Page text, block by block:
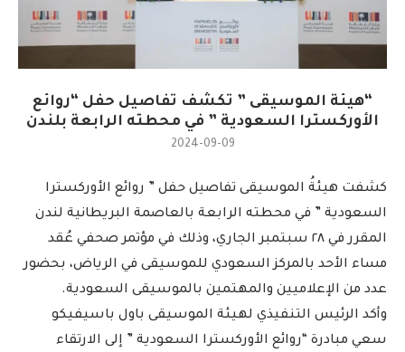
“هيئة الموسيقى ” تكشف تفاصيل حفل “روائع
الأوركسترا السعودية ” في محطته الرابعة بلندن
2024-09-09
كشفت هيئةُ الموسيقى تفاصيل حفل ” روائع الأوركسترا
السعودية ” في محطته الرابعة بالعاصمة البريطانية لندن
المقرر في ٢٨ سبتمبر الجاري، وذلك في مؤتمر صحفي عُقد
مساء الأحد بالمركز السعودي للموسيقى في الرياض، بحضور
عدد من الإعلاميين والمهتمين بالموسيقى السعودية.
وأكد الرئيس التنفيذي لهيئة الموسيقى باول باسيفيكو
سعي مبادرة “روائع الأوركسترا السعودية ” إلى الارتقاء